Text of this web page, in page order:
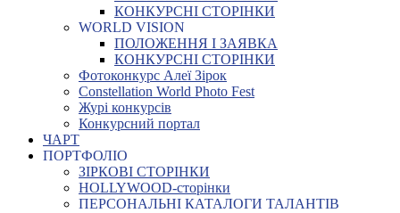
КОНКУРСНІ СТОРІНКИ
WORLD VISION
ПОЛОЖЕННЯ І ЗАЯВКА
КОНКУРСНІ СТОРІНКИ
Фотоконкурс Алеї Зірок
Constellation World Photo Fest
Журі конкурсів
Конкурсний портал
ЧАРТ
ПОРТФОЛІО
ЗІРКОВІ СТОРІНКИ
HOLLYWOOD-сторінки
ПЕРСОНАЛЬНІ КАТАЛОГИ ТАЛАНТІВ